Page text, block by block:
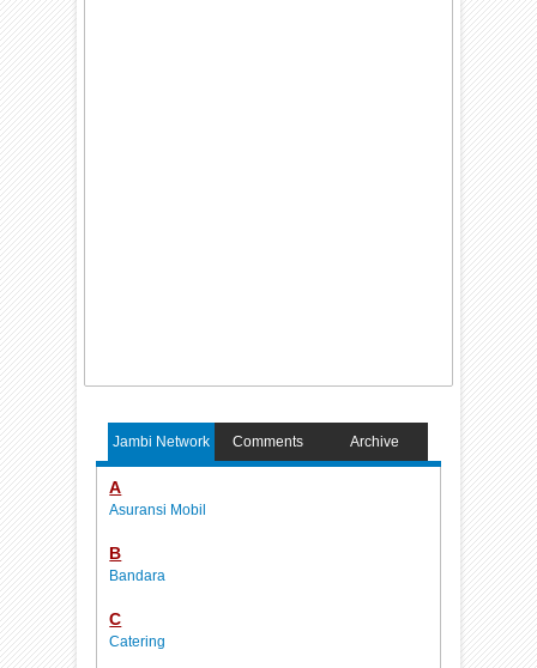
Jambi Network Comments Archive
A
Asuransi Mobil
B
Bandara
C
Catering